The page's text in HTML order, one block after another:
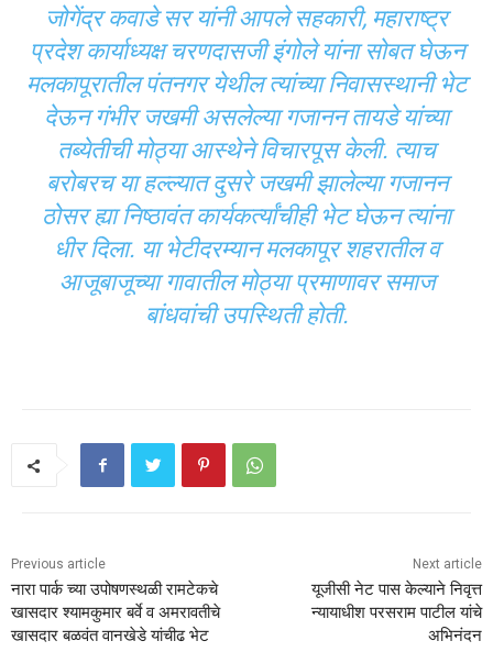
जोगेंद्र कवाडे सर यांनी आपले सहकारी, महाराष्ट्र
प्रदेश कार्याध्यक्ष चरणदासजी इंगोले यांना सोबत घेऊन
मलकापूरातील पंतनगर येथील त्यांच्या निवासस्थानी भेट
देऊन गंभीर जखमी असलेल्या गजानन तायडे यांच्या
तब्येतीची मोठ्या आस्थेने विचारपूस केली. त्याच
बरोबरच या हल्ल्यात दुसरे जखमी झालेल्या गजानन
ठोसर ह्या निष्ठावंत कार्यकर्त्यांचीही भेट घेऊन त्यांना
धीर दिला. या भेटीदरम्यान मलकापूर शहरातील व
आजूबाजूच्या गावातील मोठ्या प्रमाणावर समाज
बांधवांची उपस्थिती होती.
Previous article
नारा पार्क च्या उपोषणस्थळी रामटेकचे
खासदार श्यामकुमार बर्वे व अमरावतीचे
खासदार बळवंत वानखेडे यांचीढ भेट
Next article
यूजीसी नेट पास केल्याने निवृत्त
न्यायाधीश परसराम पाटील यांचे
अभिनंदन